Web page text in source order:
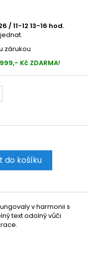
/ 11-12 13-16 hod.
zárukou
Kč ZDARMA!
do košíku
v harmonii s
text odolný vůči